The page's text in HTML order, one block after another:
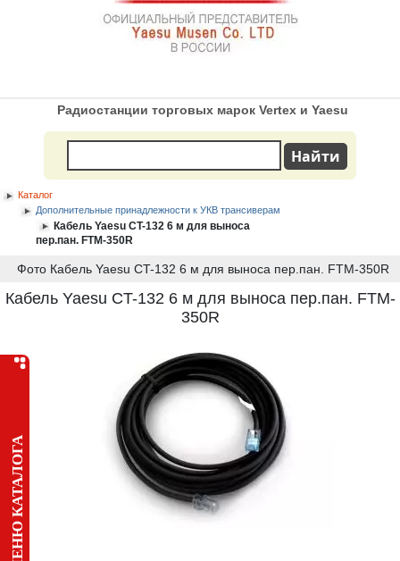
МЕНЮ КАТАЛОГА
Радиостанции торговых марок Vertex и Yaesu
Каталог
Дополнительные принадлежности к УКВ трансиверам
Кабель Yaesu CT-132 6 м для выноса
пер.пан. FTM-350R
Фото Кабель Yaesu CT-132 6 м для выноса пер.пан. FTM-350R
Кабель Yaesu CT-132 6 м для выноса пер.пан. FTM-
350R